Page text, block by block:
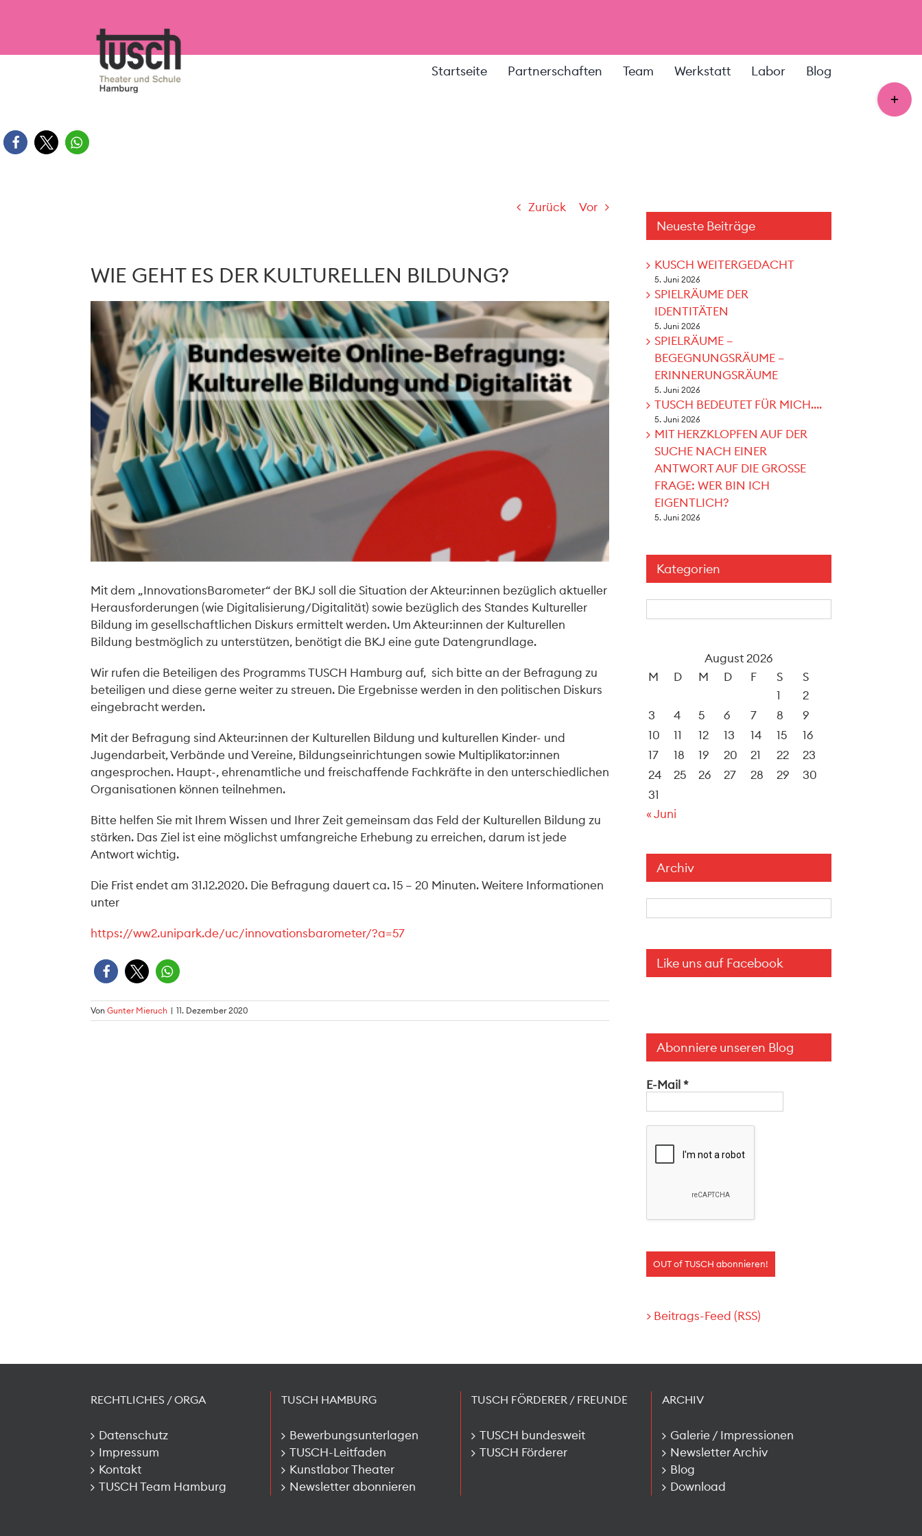
Startseite Partnerschaften Team Werkstatt Labor Blog
Zurück Vor
WIE GEHT ES DER KULTURELLEN BILDUNG?
Mit dem „InnovationsBarometer“ der BKJ soll die Situation der Akteur:innen bezüglich aktueller
Herausforderungen (wie Digitalisierung/Digitalität) sowie bezüglich des Standes Kultureller
Bildung im gesellschaftlichen Diskurs ermittelt werden. Um Akteur:innen der Kulturellen
Bildung bestmöglich zu unterstützen, benötigt die BKJ eine gute Datengrundlage.
Wir rufen die Beteiligen des Programms TUSCH Hamburg auf, sich bitte an der Befragung zu
beteiligen und diese gerne weiter zu streuen. Die Ergebnisse werden in den politischen Diskurs
eingebracht werden.
Mit der Befragung sind Akteur:innen der Kulturellen Bildung und kulturellen Kinder- und
Jugendarbeit, Verbände und Vereine, Bildungseinrichtungen sowie Multiplikator:innen
angesprochen. Haupt-, ehrenamtliche und freischaffende Fachkräfte in den unterschiedlichen
Organisationen können teilnehmen.
Bitte helfen Sie mit Ihrem Wissen und Ihrer Zeit gemeinsam das Feld der Kulturellen Bildung zu
stärken. Das Ziel ist eine möglichst umfangreiche Erhebung zu erreichen, darum ist jede
Antwort wichtig.
Die Frist endet am 31.12.2020. Die Befragung dauert ca. 15 – 20 Minuten. Weitere Informationen
unter
https://ww2.unipark.de/uc/innovationsbarometer/?a=57
Von Gunter Mieruch | 11. Dezember 2020
Neueste Beiträge
KUSCH WEITERGEDACHT
5. Juni 2026
SPIELRÄUME DER
IDENTITÄTEN
5. Juni 2026
SPIELRÄUME –
BEGEGNUNGSRÄUME –
ERINNERUNGSRÄUME
5. Juni 2026
TUSCH BEDEUTET FÜR MICH….
5. Juni 2026
MIT HERZKLOPFEN AUF DER
SUCHE NACH EINER
ANTWORT AUF DIE GROSSE
FRAGE: WER BIN ICH
EIGENTLICH?
5. Juni 2026
Kategorien
August 2026
M
D M D F S
S
1
2
3
4 5 6 7 8
9
10
11 12 13 14 15
16
17
18 19 20 21 22
23
24
25 26 27 28 29
30
31
« Juni
Archiv
Like uns auf Facebook
Abonniere unseren Blog
E-Mail*
> Beitrags-Feed (RSS)
RECHTLICHES / ORGA
Datenschutz
Impressum
Kontakt
TUSCH Team Hamburg
TUSCH HAMBURG
Bewerbungsunterlagen
TUSCH-Leitfaden
Kunstlabor Theater
Newsletter abonnieren
TUSCH FÖRDERER / FREUNDE
TUSCH bundesweit
TUSCH Förderer
ARCHIV
Galerie / Impressionen
Newsletter Archiv
Blog
Download
Toggle
Sliding